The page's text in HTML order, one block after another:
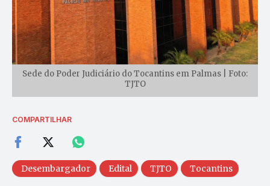
Sede do Poder Judiciário do Tocantins em Palmas | Foto:
TJTO
COMPARTILHAR
Desembargador Edital TJTO Tocantins